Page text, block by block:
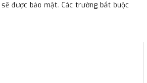
được bảo mật. Các trường bắt buộc